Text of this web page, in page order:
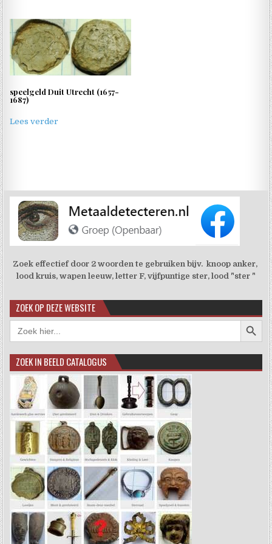
speelgeld Duit Utrecht (1657-
1687)
Lees verder
Zoek effectief door 2 woorden te gebruiken bijv. knoop anker,
lood kruis, wapen leeuw, letter F, vijfpuntige ster, lood "ster "
ZOEK OP DEZE WEBSITE
Zoek
naar:
ZOEK IN BEELD CATALOGUS